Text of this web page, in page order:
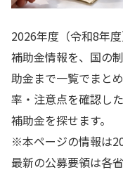
2026年度（令和8年
補助金情報を、国の
助金まで一覧でまと
率・注意点を確認し
補助金を探せます。
※本ページの情報は
最新の公募要領は各